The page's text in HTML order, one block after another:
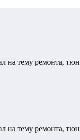
тему ремонта,
тему ремонта,